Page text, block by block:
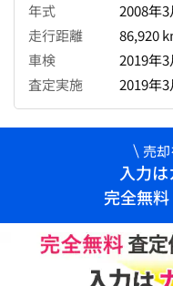
年式
2008年
走行距離
86,920
車検
2019年3
査定実施
2019年3
売
入力は
完全無